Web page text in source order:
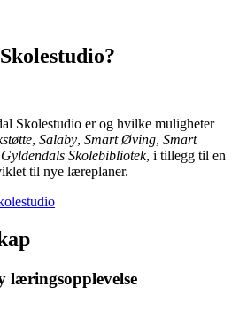
Skolestudio er og hvilke muligheter
, Salaby, Smart Øving, Smart
Gyldendals Skolebibliotek, i tillegg til en
til nye læreplaner.
læringsopplevelse